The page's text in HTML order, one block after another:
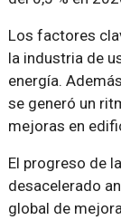
Los factores
la industria de
energía.
se generó un
mejoras en
El progreso de
desacelerado
global de